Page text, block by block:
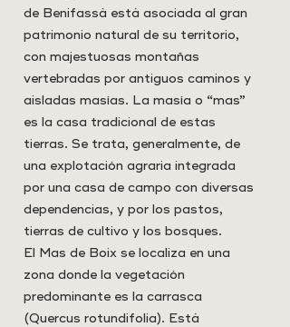
de Benifassà está asociada al gran
patrimonio natural de su territorio,
con majestuosas montañas
vertebradas por antiguos caminos y
aisladas masías. La masía o “mas”
es la casa tradicional de estas
tierras. Se trata, generalmente, de
una explotación agraria integrada
por una casa de campo con diversas
dependencias, y por los pastos,
tierras de cultivo y los bosques.
El Mas de Boix se localiza en una
zona donde la vegetación
predominante es la carrasca
(Quercus rotundifolia). Está